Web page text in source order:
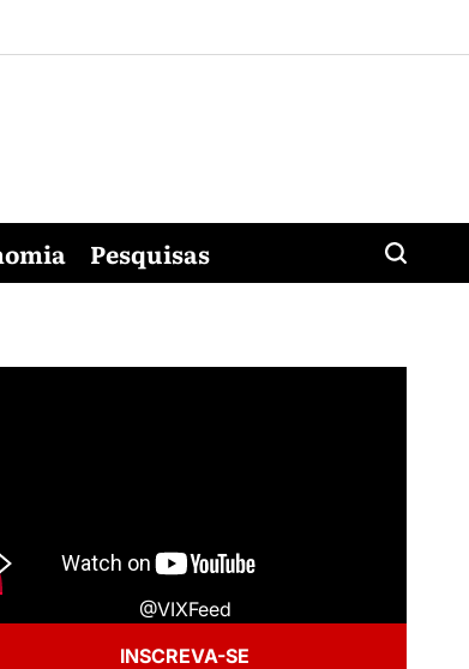
Pesquisas
@VIXFeed
INSCREVA-SE